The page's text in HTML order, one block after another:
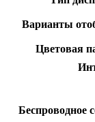
Варианты
Цветовая
Беспроводное